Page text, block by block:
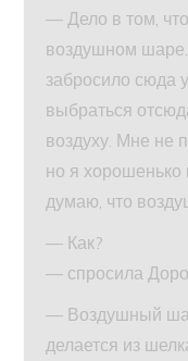
— Дело в том,
воздушном
забросило сюда
выбраться
воздуху. Мне не
но я
думаю, что
— Как?
— спросила
— Воздушный
делается из